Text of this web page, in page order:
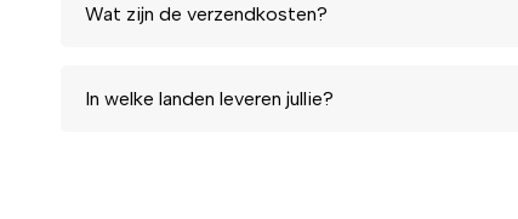
Wat zijn de verzendkosten?
In welke landen leveren jullie?